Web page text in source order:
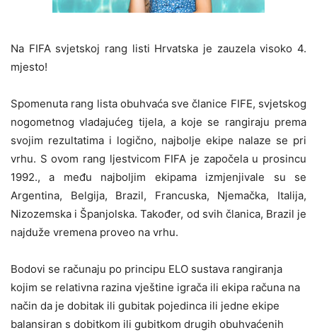
Na FIFA svjetskoj rang listi Hrvatska je zauzela visoko 4.
mjesto!
Spomenuta rang lista obuhvaća sve članice FIFE, svjetskog
nogometnog vladajućeg tijela, a koje se rangiraju prema
svojim rezultatima i logično, najbolje ekipe nalaze se pri
vrhu. S ovom rang ljestvicom FIFA je započela u prosincu
1992., a među najboljim ekipama izmjenjivale su se
Argentina, Belgija, Brazil, Francuska, Njemačka, Italija,
Nizozemska i Španjolska. Također, od svih članica, Brazil je
najduže vremena proveo na vrhu.
Bodovi se računaju po principu ELO sustava rangiranja
kojim se relativna razina vještine igrača ili ekipa računa na
način da je dobitak ili gubitak pojedinca ili jedne ekipe
balansiran s dobitkom ili gubitkom drugih obuhvaćenih